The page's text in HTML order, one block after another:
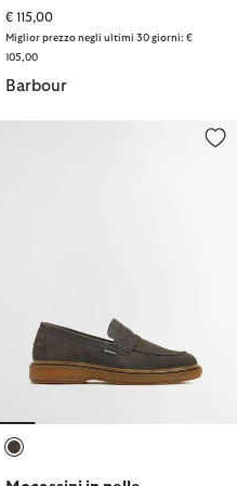
€ 115,00
Miglior prezzo negli ultimi 30 giorni: €
105,00
Barbour
Mocassini in pelle scamosciata